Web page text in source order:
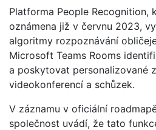
Platforma People Recognition,
oznámena již v červnu 2023,
algoritmy rozpoznávání
Microsoft Teams Rooms
a poskytovat personalizované
videokonferencí a schůzek.
V záznamu v oficiální
společnost uvádí, že tato